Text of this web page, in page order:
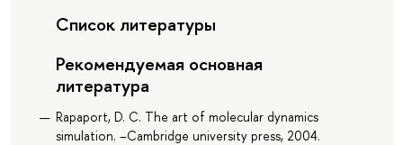
Список литературы
Рекомендуемая основная
литература
Rapaport, D. C. The art of molecular dynamics
simulation. –Cambridge university press, 2004.